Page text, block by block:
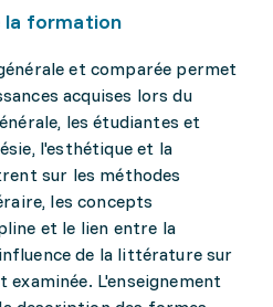
la formation
et comparée permet
acquises lors du
les étudiantes et
l'esthétique et la
sur les méthodes
les concepts
et le lien entre la
de la littérature sur
examinée. L'enseignement